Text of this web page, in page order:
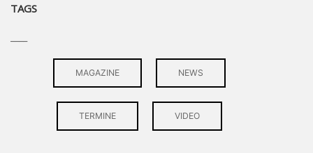
TAGS
MAGAZINE NEWS
TERMINE VIDEO